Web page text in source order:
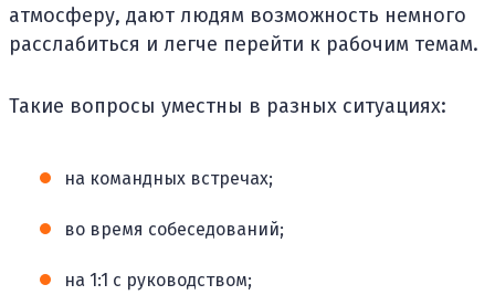
атмосферу, дают людям возможность немного
расслабиться и легче перейти к рабочим темам.
Такие вопросы уместны в разных ситуациях:
на командных встречах;
во время собеседований;
на 1:1 с руководством;